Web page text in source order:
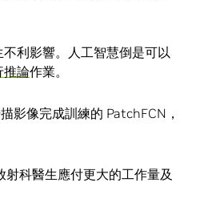
利影響。人工智慧倒是可以
推論作業。
影像完成訓練的 PatchFCN，
科醫生應付更大的工作量及